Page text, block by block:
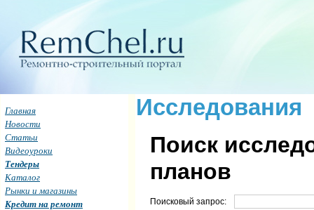
Исследования
Поиск
планов
Поисковый запрос:
Главная
Новости
Статьи
Видеоуроки
Тендеры
Каталог
Рынки и магазины
Кредит на ремонт